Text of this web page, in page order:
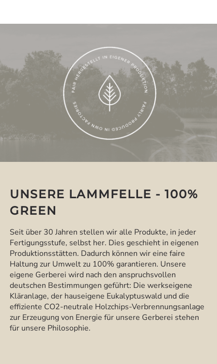
UNSERE LAMMFELLE - 100%
GREEN
Seit über 30 Jahren stellen wir alle Produkte, in jeder
Fertigungsstufe, selbst her. Dies geschieht in eigenen
Produktionsstätten. Dadurch können wir eine faire
Haltung zur Umwelt zu 100% garantieren. Unsere
eigene Gerberei wird nach den anspruchsvollen
deutschen Bestimmungen geführt: Die werkseigene
Kläranlage, der hauseigene Eukalyptuswald und die
effiziente CO2-neutrale Holzchips-Verbrennungsanlage
zur Erzeugung von Energie für unsere Gerberei stehen
für unsere Philosophie.